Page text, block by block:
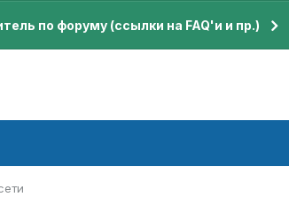
по форуму (ссылки на FAQ'и и пр.)